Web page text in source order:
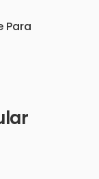
Para